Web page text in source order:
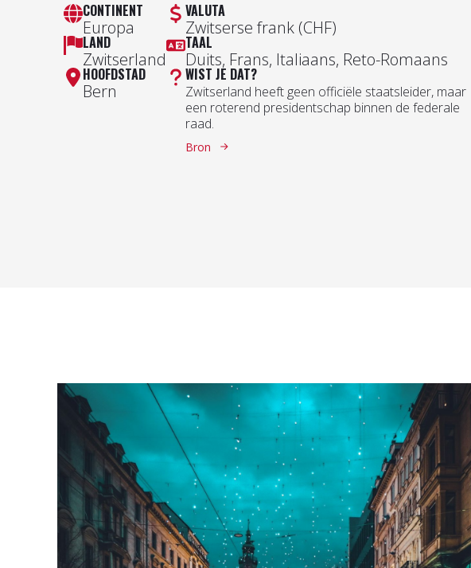
CONTINENT
Europa
LAND
Zwitserland
HOOFDSTAD
Bern
VALUTA
Zwitserse frank (CHF)
TAAL
Duits, Frans, Italiaans, Reto-Romaans
WIST JE DAT?
Zwitserland heeft geen officiële staatsleider, maar
een roterend presidentschap binnen de federale
raad.
Bron